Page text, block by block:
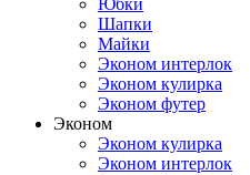
Юбки
Шапки
Майки
Эконом интерлок
Эконом кулирка
Эконом футер
Эконом
Эконом кулирка
Эконом интерлок